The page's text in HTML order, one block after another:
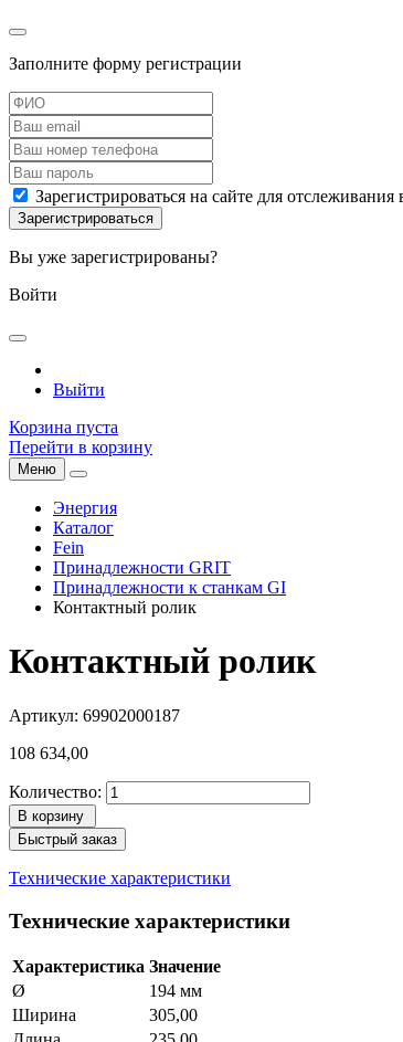
Заполните форму регистрации
Зарегистрироваться на сайте для
Вы уже зарегистрированы?
Войти
Выйти
Корзина пуста
Перейти в корзину
Меню
Энергия
Каталог
Fein
Принадлежности GRIT
Принадлежности к станкам GI
Контактный ролик
Контактный ролик
Артикул: 69902000187
108 634,00
Количество:
В корзину
Быстрый заказ
Технические характеристики
Технические характеристики
Характеристика Значение
Ø
194 мм
Ширина
305,00